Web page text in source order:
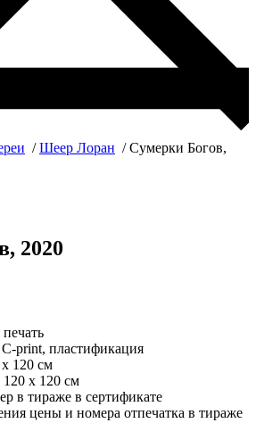
/Шеер Лоран / Сумерки Богов,
2020
print, пластификация
х 120 см
х 120 см
в тираже в сертификате
цены и номера отпечатка в тираже